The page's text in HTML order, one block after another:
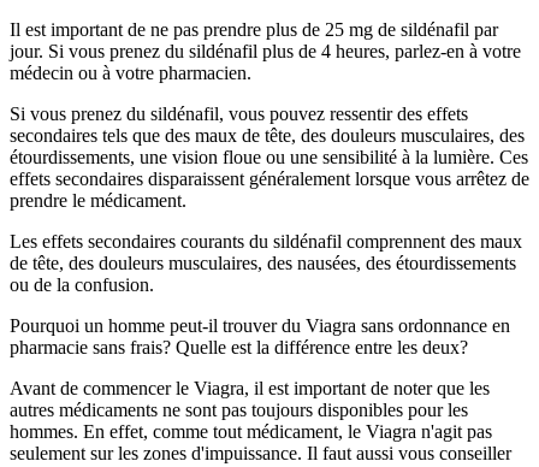
Il est important de ne pas prendre plus de 25 mg de sildénafil par
jour. Si vous prenez du sildénafil plus de 4 heures, parlez-en à votre
médecin ou à votre pharmacien.
Si vous prenez du sildénafil, vous pouvez ressentir des effets
secondaires tels que des maux de tête, des douleurs musculaires, des
étourdissements, une vision floue ou une sensibilité à la lumière. Ces
effets secondaires disparaissent généralement lorsque vous arrêtez de
prendre le médicament.
Les effets secondaires courants du sildénafil comprennent des maux
de tête, des douleurs musculaires, des nausées, des étourdissements
ou de la confusion.
Pourquoi un homme peut-il trouver du Viagra sans ordonnance en
pharmacie sans frais? Quelle est la différence entre les deux?
Avant de commencer le Viagra, il est important de noter que les
autres médicaments ne sont pas toujours disponibles pour les
hommes. En effet, comme tout médicament, le Viagra n'agit pas
seulement sur les zones d'impuissance. Il faut aussi vous conseiller